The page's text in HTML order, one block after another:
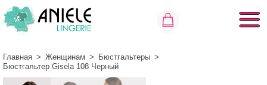
Главная > Женщинам > Бюстгальтеры >
Бюстгальтер Gisela 108 Черный